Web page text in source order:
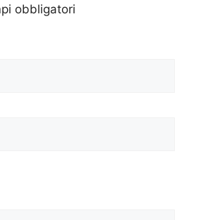
obbligatori